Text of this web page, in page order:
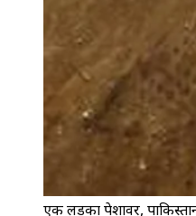
एक लड़का पेशावर,